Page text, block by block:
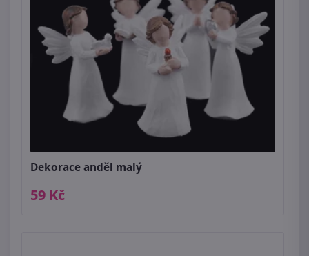
Dekorace anděl malý
59 Kč